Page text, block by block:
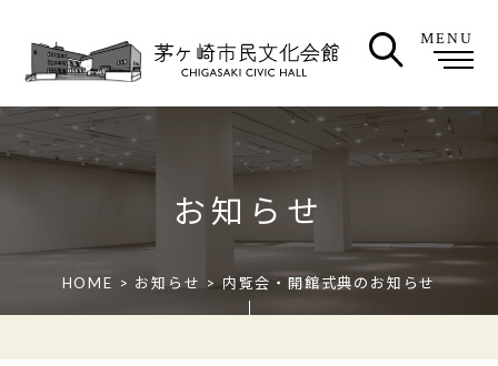
MENU
お知らせ
HOME > お知らせ > 内覧会・開館式典のお知らせ